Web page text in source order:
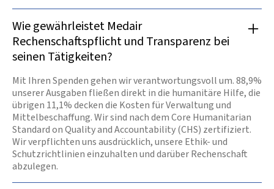
Wie gewährleistet Medair
Rechenschaftspflicht und Transparenz bei
seinen Tätigkeiten?
Mit Ihren Spenden gehen wir verantwortungsvoll um. 88,9%
unserer Ausgaben fließen direkt in die humanitäre Hilfe, die
übrigen 11,1% decken die Kosten für Verwaltung und
Mittelbeschaffung. Wir sind nach dem Core Humanitarian
Standard on Quality and Accountability (CHS) zertifiziert.
Wir verpflichten uns ausdrücklich, unsere Ethik- und
Schutzrichtlinien einzuhalten und darüber Rechenschaft
abzulegen.